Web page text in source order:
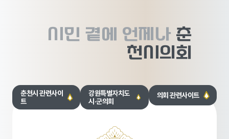
시민 곁에 언제나 춘
천시의회
춘천시 관련사이
트
강원특별자치도
시·군의회
의회 관련사이트